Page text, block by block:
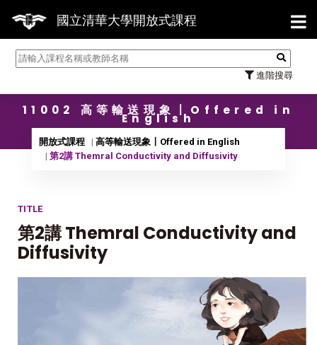
國立清華大學開放式課程
進階搜尋
【
11002 高等輸送現象〡Offered in
English
開放式課程
高等輸送現象〡Offered in English
第2講 Themral Conductivity and Diffusivity
TITLE
第2講 Themral Conductivity and
Diffusivity